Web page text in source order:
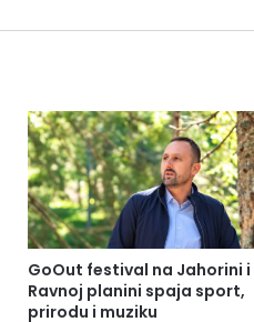
GoOut festival na Jahorini i
Ravnoj planini spaja sport,
prirodu i muziku